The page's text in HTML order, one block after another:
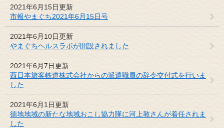
2021年6月15日更新
市報やまぐち2021年6月15日号
2021年6月10日更新
やまぐちヘルスラボが開設されました
2021年6月7日更新
西日本旅客鉄道株式会社からの派遣職員の辞令交付式を行いま
した
2021年6月1日更新
徳地地域の新たな地域おこし協力隊に河上敦さんが着任されま
した